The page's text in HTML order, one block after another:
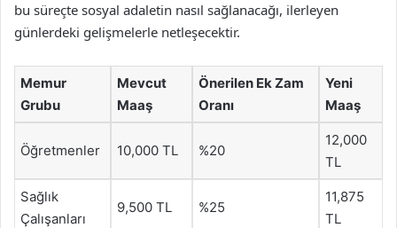
bu süreçte sosyal adaletin nasıl sağlanacağı, ilerleyen
günlerdeki gelişmelerle netleşecektir.
Memur
Grubu
Mevcut
Maaş
Önerilen Ek Zam
Oranı
Yeni
Maaş
Öğretmenler 10,000 TL %20
12,000
TL
Sağlık
Çalışanları
9,500 TL %25
11,875
TL